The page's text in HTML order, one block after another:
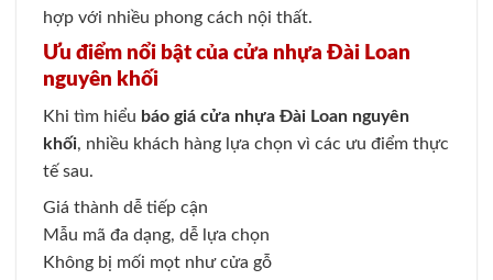
hợp với nhiều phong cách nội thất.
Ưu điểm nổi bật của cửa nhựa Đài Loan
nguyên khối
Khi tìm hiểu báo giá cửa nhựa Đài Loan nguyên
khối, nhiều khách hàng lựa chọn vì các ưu điểm thực
tế sau.
Giá thành dễ tiếp cận
Mẫu mã đa dạng, dễ lựa chọn
Không bị mối mọt như cửa gỗ